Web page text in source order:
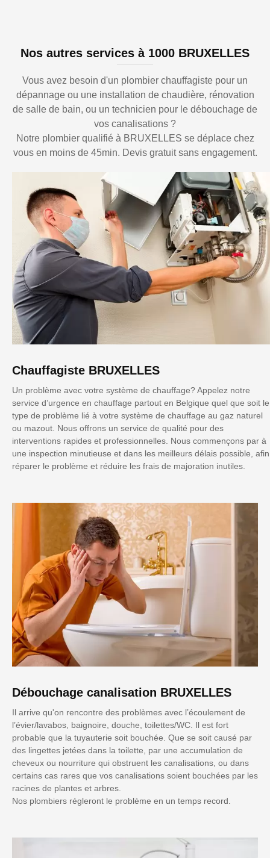
Nos autres services à 1000 BRUXELLES
Vous avez besoin d'un plombier chauffagiste pour un
dépannage ou une installation de chaudière, rénovation
de salle de bain, ou un technicien pour le débouchage de
vos canalisations ?
Notre plombier qualifié à BRUXELLES se déplace chez
vous en moins de 45min. Devis gratuit sans engagement.
Chauffagiste BRUXELLES
Un problème avec votre système de chauffage? Appelez notre
service d’urgence en chauffage partout en Belgique quel que soit le
type de problème lié à votre système de chauffage au gaz naturel
ou mazout. Nous offrons un service de qualité pour des
interventions rapides et professionnelles. Nous commençons par à
une inspection minutieuse et dans les meilleurs délais possible, afin
réparer le problème et réduire les frais de majoration inutiles.
Débouchage canalisation BRUXELLES
Il arrive qu'on rencontre des problèmes avec l’écoulement de
l’évier/lavabos, baignoire, douche, toilettes/WC. Il est fort
probable que la tuyauterie soit bouchée. Que se soit causé par
des lingettes jetées dans la toilette, par une accumulation de
cheveux ou nourriture qui obstruent les canalisations, ou dans
certains cas rares que vos canalisations soient bouchées par les
racines de plantes et arbres.
Nos plombiers régleront le problème en un temps record.